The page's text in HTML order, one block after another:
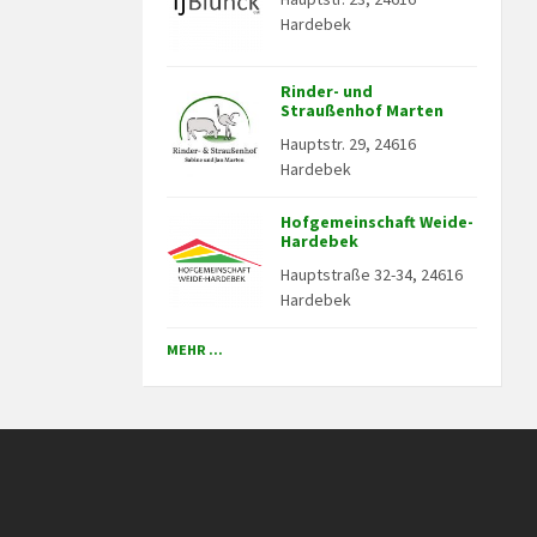
Hardebek
Rinder- und
Straußenhof Marten
Hauptstr. 29, 24616
Hardebek
Hofgemeinschaft Weide-
Hardebek
Hauptstraße 32-34, 24616
Hardebek
MEHR ...